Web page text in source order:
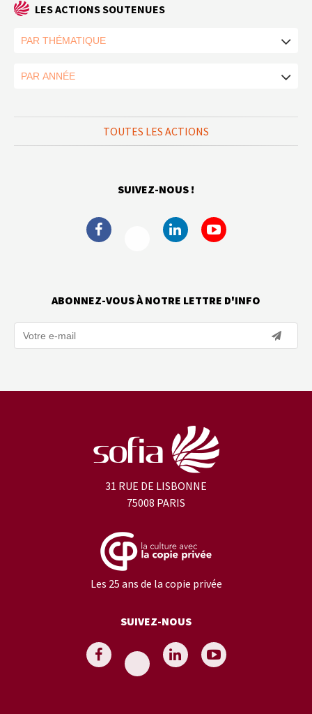
LES ACTIONS SOUTENUES
TOUTES LES ACTIONS
SUIVEZ-NOUS !
ABONNEZ-VOUS À NOTRE LETTRE D'INFO
31 RUE DE LISBONNE
75008 PARIS
Les 25 ans de la copie privée
SUIVEZ-NOUS